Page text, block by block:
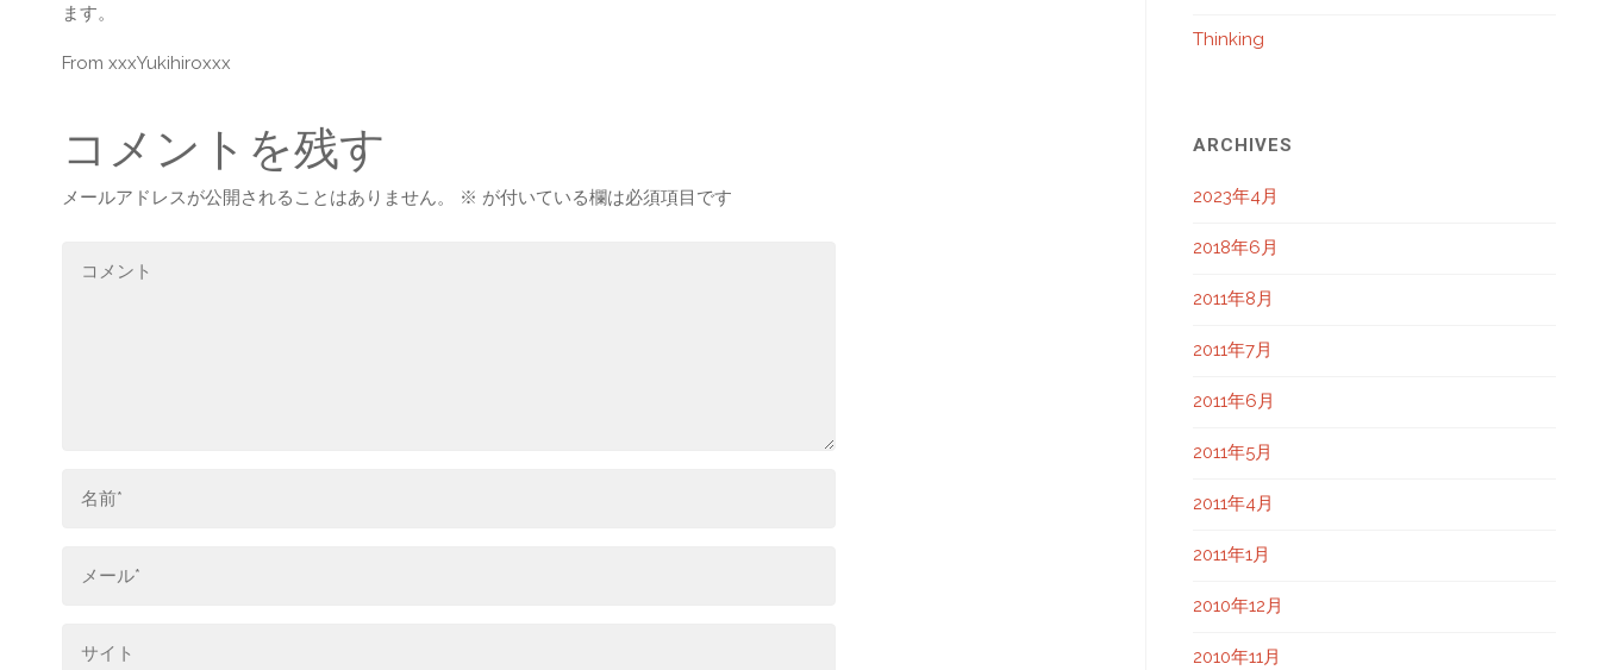
ます。
From xxxYukihiroxxx
コメントを残す
メールアドレスが公開されることはありません。 ※ が付いている欄は必須項目です
Thinking
ARCHIVES
2023年4月
2018年6月
2011年8月
2011年7月
2011年6月
2011年5月
2011年4月
2011年1月
2010年12月
2010年11月